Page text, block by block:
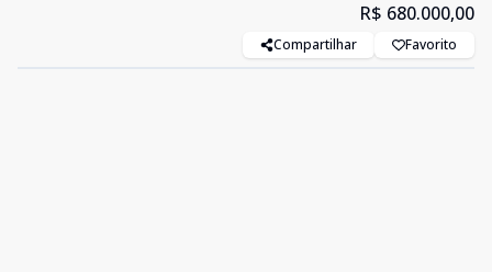
R$ 680.000,00
Compartilhar Favorito